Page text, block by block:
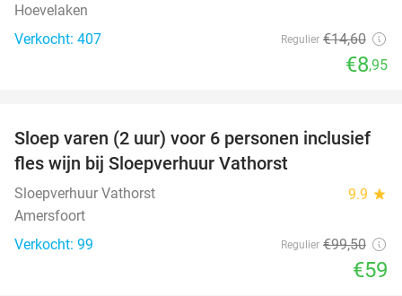
Hoevelaken
Verkocht: 407
Regulier €14,60
€8,95
41%
Sloep varen (2 uur) voor 6 personen inclusief
fles wijn bij Sloepverhuur Vathorst
Sloepverhuur Vathorst 9.9 star
Amersfoort
Verkocht: 99
Regulier €99,50
€59